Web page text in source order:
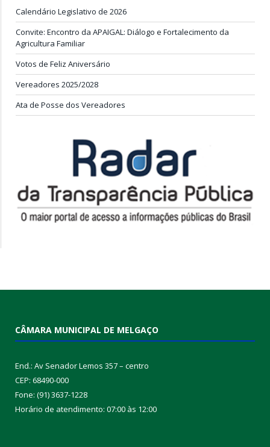
Calendário Legislativo de 2026
Convite: Encontro da APAIGAL: Diálogo e Fortalecimento da
Agricultura Familiar
Votos de Feliz Aniversário
Vereadores 2025/2028
Ata de Posse dos Vereadores
CÂMARA MUNICIPAL DE MELGAÇO
End.: Av Senador Lemos 357 – centro
CEP: 68490-000
Fone: (91) 3637-1228
Horário de atendimento: 07:00 às 12:00